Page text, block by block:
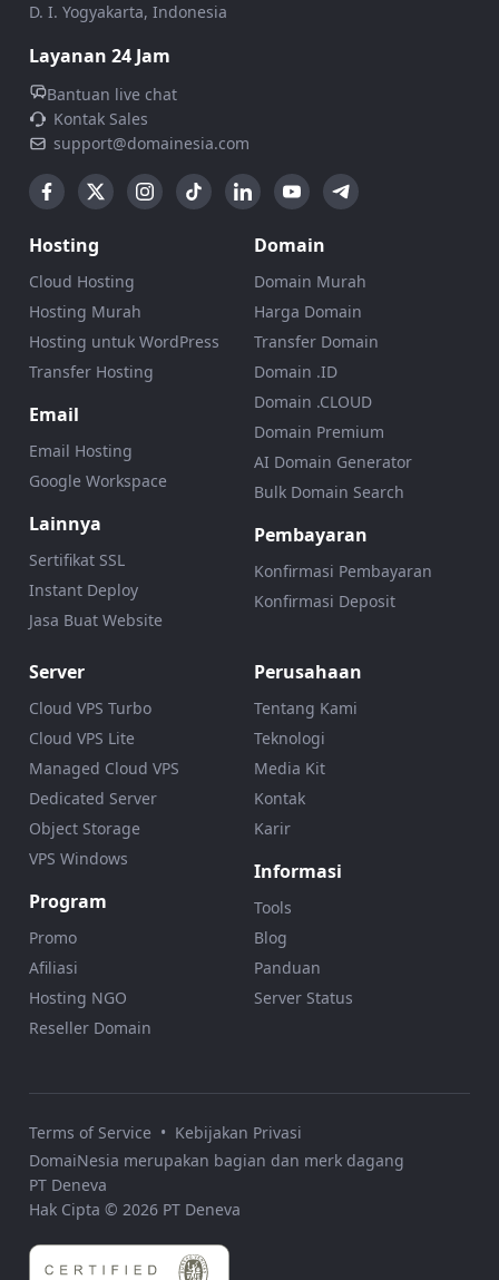
D. I. Yogyakarta, Indonesia
Layanan 24 Jam
Bantuan live chat
Kontak Sales
support@domainesia.com
Hosting
Cloud Hosting
Hosting Murah
Hosting untuk WordPress
Transfer Hosting
Email
Email Hosting
Google Workspace
Lainnya
Sertifikat SSL
Instant Deploy
Jasa Buat Website
Domain
Domain Murah
Harga Domain
Transfer Domain
Domain .ID
Domain .CLOUD
Domain Premium
AI Domain Generator
Bulk Domain Search
Pembayaran
Konfirmasi Pembayaran
Konfirmasi Deposit
Server
Cloud VPS Turbo
Cloud VPS Lite
Managed Cloud VPS
Dedicated Server
Object Storage
VPS Windows
Program
Promo
Afiliasi
Hosting NGO
Reseller Domain
Perusahaan
Tentang Kami
Teknologi
Media Kit
Kontak
Karir
Informasi
Tools
Blog
Panduan
Server Status
Terms of Service • Kebijakan Privasi
DomaiNesia merupakan bagian dan merk dagang
PT Deneva
Hak Cipta © 2026 PT Deneva